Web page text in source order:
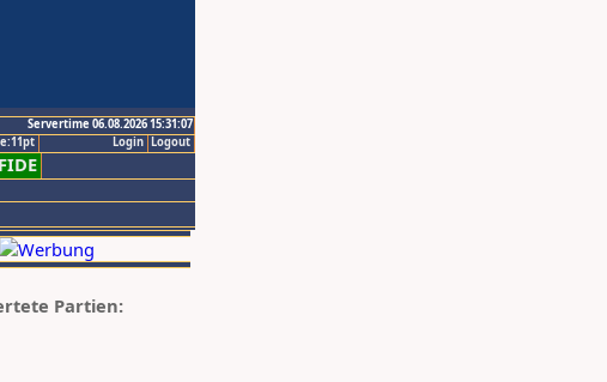
Servertime 06.08.2026 15:31:07
Logout
Login
FIDE
Partien: